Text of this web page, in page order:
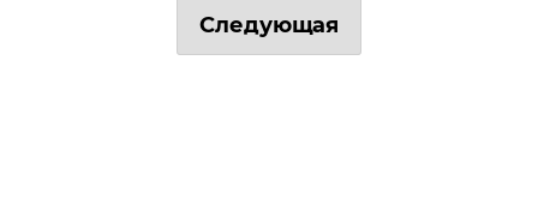
Следующая